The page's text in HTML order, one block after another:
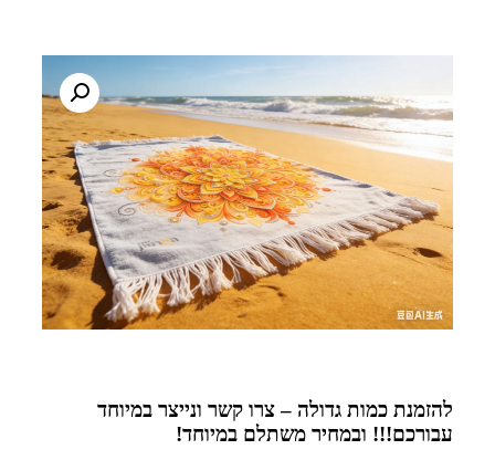
להזמנת כמות גדולה – צרו קשר ונייצר במיוחד
עבורכם!!! ובמחיר משתלם במיוחד!